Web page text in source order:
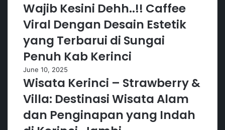
Wajib Kesini Dehh..!! Caffee
Viral Dengan Desain Estetik
yang Terbarui di Sungai
Penuh Kab Kerinci
June 10, 2025
Wisata Kerinci – Strawberry &
Villa: Destinasi Wisata Alam
dan Penginapan yang Indah